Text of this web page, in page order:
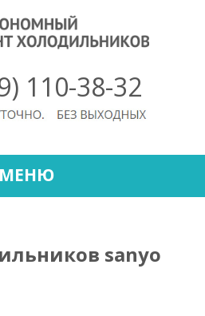
110-38-32
МЕНЮ
sanyo